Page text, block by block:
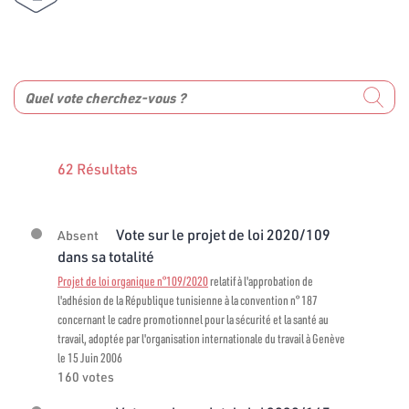
62 Résultats
Absent
Vote sur le projet de loi 2020/109
dans sa totalité
Projet de loi organique n°109/2020relatif à l'approbation de
l'adhésion de la République tunisienne à la convention n° 187
concernant le cadre promotionnel pour la sécurité et la santé au
travail, adoptée par l'organisation internationale du travail à Genève
le 15 Juin 2006
160 votes